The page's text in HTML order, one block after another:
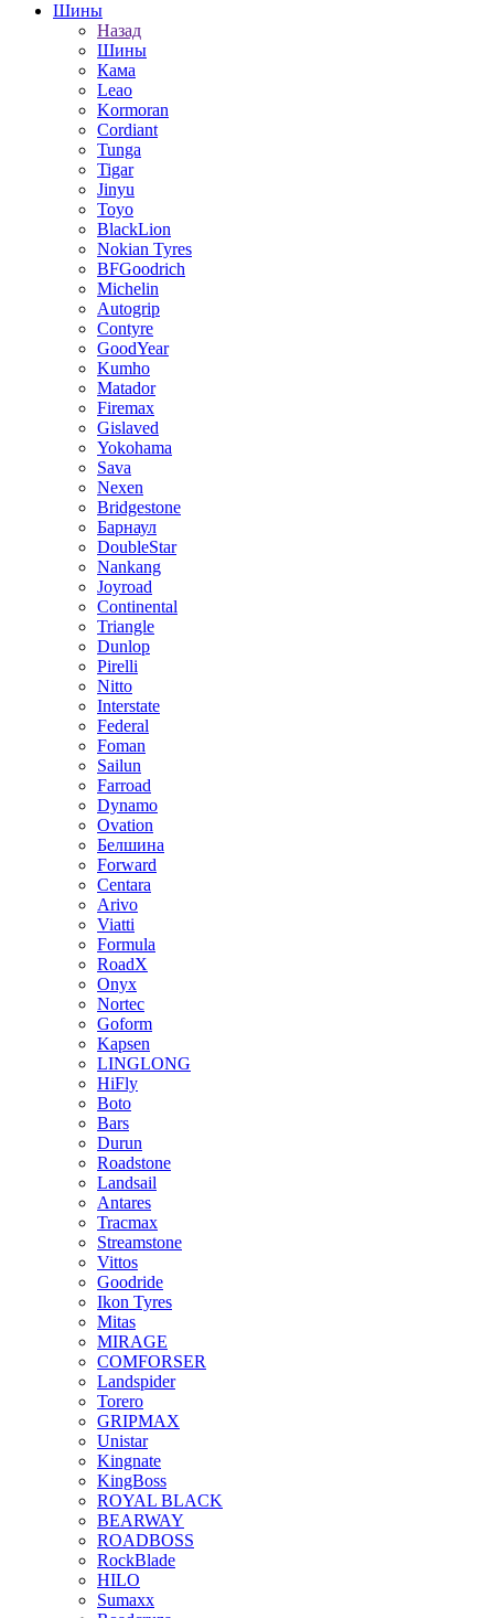
Шины
Назад
Шины
Кама
Leao
Kormoran
Cordiant
Tunga
Tigar
Jinyu
Toyo
BlackLion
Nokian Tyres
BFGoodrich
Michelin
Autogrip
Contyre
GoodYear
Kumho
Matador
Firemax
Gislaved
Yokohama
Sava
Nexen
Bridgestone
Барнаул
DoubleStar
Nankang
Joyroad
Continental
Triangle
Dunlop
Pirelli
Nitto
Interstate
Federal
Foman
Sailun
Farroad
Dynamo
Ovation
Белшина
Forward
Centara
Arivo
Viatti
Formula
RoadX
Onyx
Nortec
Goform
Kapsen
LINGLONG
HiFly
Boto
Bars
Durun
Roadstone
Landsail
Antares
Tracmax
Streamstone
Vittos
Goodride
Ikon Tyres
Mitas
MIRAGE
COMFORSER
Landspider
Torero
GRIPMAX
Unistar
Kingnate
KingBoss
ROYAL BLACK
BEARWAY
ROADBOSS
RockBlade
HILO
Sumaxx